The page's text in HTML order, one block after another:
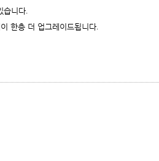
습니다
한층 더 업그레이드됩니다